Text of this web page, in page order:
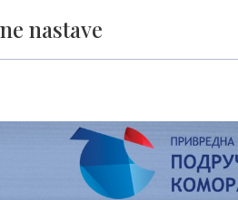
nastave